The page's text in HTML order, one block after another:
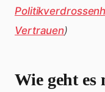
Vertrauen)
Wie geht es